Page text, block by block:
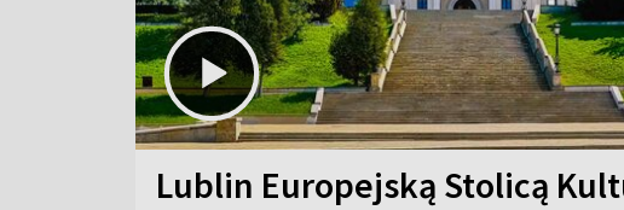
Lublin Europejską Stolicą